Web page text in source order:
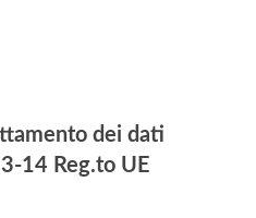
dei dati
14 Reg.to UE